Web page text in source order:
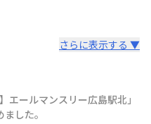
さらに表示する ▼
エールマンスリー広島駅北」
した。